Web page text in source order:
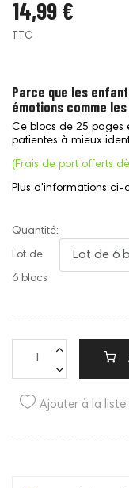
14,99 €
TTC
Parce que les
émotions comme
Ce blocs de 25 pages
patientes à mieux
(Frais de port offerts
Plus d'informations ci-
Quantité:
Lot de
6 blocs
Ajouter à la liste